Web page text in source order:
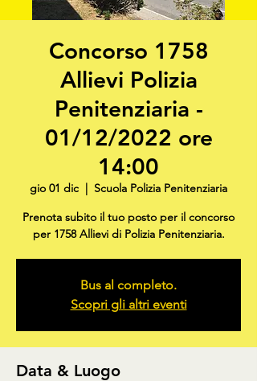
Concorso 1758
Allievi Polizia
Penitenziaria -
01/12/2022 ore
14:00
gio 01 dic
  |
Scuola Polizia Penitenziaria
Prenota subito il tuo posto per il concorso
per 1758 Allievi di Polizia Penitenziaria.
Bus al completo.
Scopri gli altri eventi
Data & Luogo